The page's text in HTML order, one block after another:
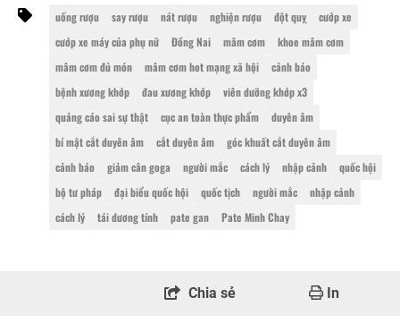
uống rượu say rượu nát rượu nghiện rượu đột quỵ
cướp xe
cướp xe máy của phụ nữ
Đồng Nai mâm cơm
khoe mâm cơm
mâm cơm đủ món
mâm cơm hot mạng xã hội
cảnh báo
bệnh xương khớp
đau xương khớp
viên dưỡng khớp x3
quảng cáo sai sự thật
cục an toàn thực phẩm
duyên âm
bí mật cắt duyên âm
cắt duyên âm
góc khuất cắt duyên âm
cảnh báo
giảm cân goga người mắc cách lý nhập cảnh
quốc hội
bộ tư pháp
đại biểu quốc hội quốc tịch người mắc
nhập cảnh
cách lý
tái dương tính pate gan Pate Minh Chay
Chia sẻ In